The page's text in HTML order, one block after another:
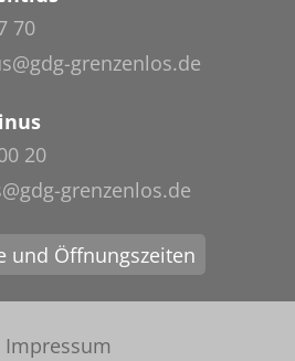
70
grenzenlos.de
20
grenzenlos.de
und Öffnungszeiten
Impressum